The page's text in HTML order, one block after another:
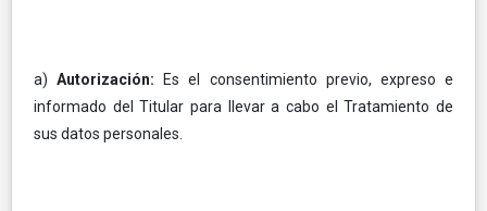
a)Autorización:
Es el consentimiento previo, expreso e
informado del Titular para llevar a cabo el Tratamiento de
sus datos personales.